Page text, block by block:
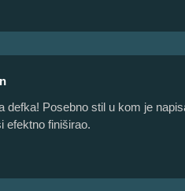
defka! Posebno stil u kom je
efektno finiširao.